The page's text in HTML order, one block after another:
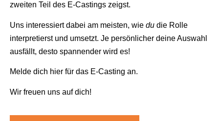
zweiten Teil des E-Castings zeigst.
Uns interessiert dabei am meisten, wie du die Rolle
interpretierst und umsetzt. Je persönlicher deine Auswahl
ausfällt, desto spannender wird es!
Melde dich hier für das E-Casting an.
Wir freuen uns auf dich!